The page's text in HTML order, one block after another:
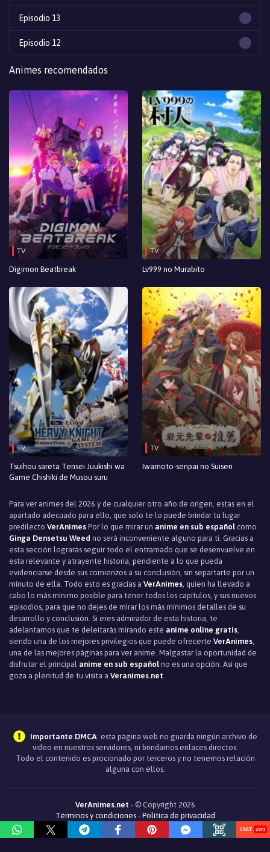
Episodio 13
Episodio 12
Episodio 11
Episodio 10
Episodio 9
Episodio 8
Episodio 7
Episodio 6
Episodio 5
Episodio 4
Episodio 3
Episodio 2
Episodio 1
Animes recomendados
TV
Digimon Beatbreak
TV
Lv999 no Murabito
TV
Tsuihou sareta Tensei Juukishi wa
Game Chishiki de Musou suru
TV
Iwamoto-senpai no Suisen
Para ver animes del 2026 y de cualquier otro año de origen, estas en el
apartado adecuado para ello, que solo te lo puede brindar tu lugar
predilecto VerAnimes Por lo que mirar un anime en sub español como
Ginga Densetsu Weed no será inconveniente alguno para ti. Gracias a
esta sección lograrás seguir todo el entramado que se desenvuelve en
esta relevante y atrayente historia, pendiente a lo que pueda
evidenciarse desde sus comienzos a su conclusión, sin separtarte por un
minuto de ella. Todo esto es gracias a VerAnimes , quien ha llevado a
cabo lo más mínimo posible para tener todos los capítulos, y sus nuevos
episodios, para que no dejes de mirar los más mínimos detalles de su
desarrollo y conclusión. Si eres admirador de esta historia, te
adelantamos que te deleitarás mirando este anime online gratis
siendo una de los mejores privilegios que puede ofrecerte VerAnimes
una de las mejores páginas para ver anime. Malgastar la oportunidad de
disfrutar el principal anime en sub español no es una opción. Así que
goza a plenitud de tu visita a Veranimes.net
Importante DMCA: esta página web no guarda ningún archivo de
video en nuestros servidores, ni brindamos enlaces directos.
Todo el contenido es procionado por terceros y no tenemos relación
alguna con ellos.
VerAnimes.net - © Copyright 2026
Términos y condiciones- Política de privacidad
2872